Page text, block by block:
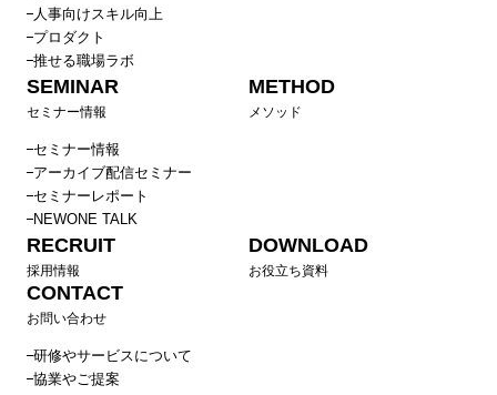
人事向けスキル向上
プロダクト
推せる職場ラボ
SEMINAR
セミナー情報
セミナー情報
アーカイブ配信セミナー
セミナーレポート
NEWONE TALK
METHOD
メソッド
RECRUIT
採用情報
DOWNLOAD
お役立ち資料
CONTACT
お問い合わせ
研修やサービスについて
協業やご提案